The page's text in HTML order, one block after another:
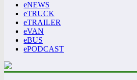
eNEWS
eTRUCK
eTRAILER
eVAN
eBUS
ePODCAST